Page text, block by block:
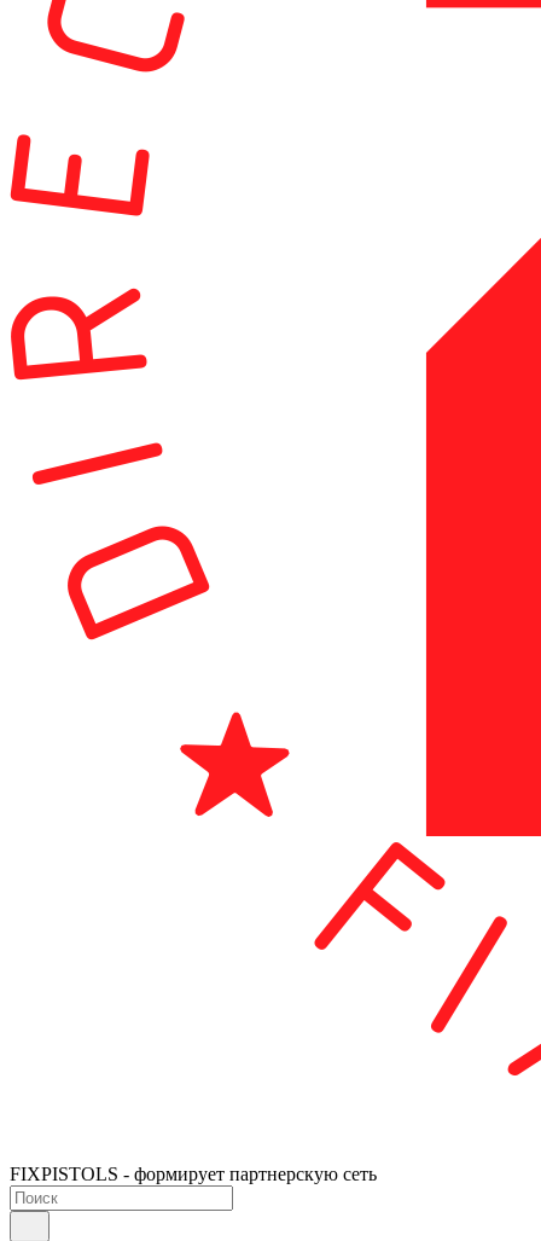
FIXPISTOLS - формирует партнерскую сеть